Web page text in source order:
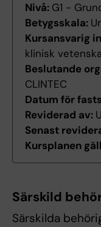
Nivå: G1 -
Betygsskala:
Kursansvarig
klinisk
Beslutande
CLINTEC
Datum för
Reviderad av:
Senast
Kursplanen
Särskild
Särskilda